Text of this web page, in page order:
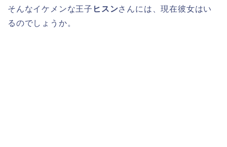
そんなイケメンな王子 ヒスンさんには、現在彼女はい
るのでしょうか。